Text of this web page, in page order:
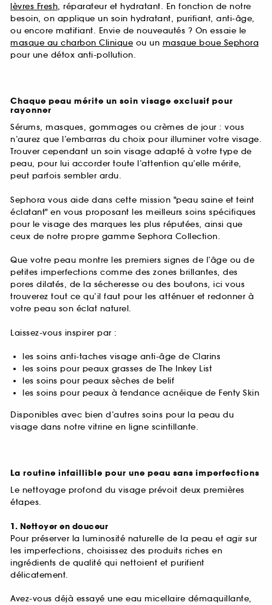
lèvres Fresh, réparateur et hydratant. En fonction de notre
besoin, on applique un soin hydratant, purifiant, anti-âge,
ou encore matifiant. Envie de nouveautés ? On essaie le
masque au charbon Clinique ou un masque boue Sephora
pour une détox anti-pollution.
Chaque peau mérite un soin visage exclusif pour
rayonner
Sérums, masques, gommages ou crèmes de jour : vous
n’aurez que l’embarras du choix pour illuminer votre visage.
Trouver cependant un soin visage adapté à votre type de
peau, pour lui accorder toute l’attention qu’elle mérite,
peut parfois sembler ardu.
Sephora vous aide dans cette mission "peau saine et teint
éclatant" en vous proposant les meilleurs soins spécifiques
pour le visage des marques les plus réputées, ainsi que
ceux de notre propre gamme Sephora Collection.
Que votre peau montre les premiers signes de l’âge ou de
petites imperfections comme des zones brillantes, des
pores dilatés, de la sécheresse ou des boutons, ici vous
trouverez tout ce qu’il faut pour les atténuer et redonner à
votre peau son éclat naturel.
Laissez-vous inspirer par :
les soins anti-taches visage anti-âge de Clarins
les soins pour peaux grasses de The Inkey List
les soins pour peaux sèches de belif
les soins pour peaux à tendance acnéique de Fenty Skin
Disponibles avec bien d’autres soins pour la peau du
visage dans notre vitrine en ligne scintillante.
La routine infaillible pour une peau sans imperfections
Le nettoyage profond du visage prévoit deux premières
étapes.
1. Nettoyer en douceur
Pour préserver la luminosité naturelle de la peau et agir sur
les imperfections, choisissez des produits riches en
ingrédients de qualité qui nettoient et purifient
délicatement.
Avez-vous déjà essayé une eau micellaire démaquillante,